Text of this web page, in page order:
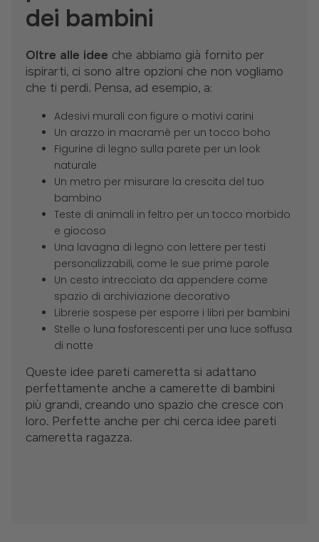
dei bambini
Oltre alle idee che abbiamo già fornito per
ispirarti, ci sono altre opzioni che non vogliamo
che ti perdi. Pensa, ad esempio, a:
Adesivi murali con figure o motivi carini
Un arazzo in macramè per un tocco boho
Figurine di legno sulla parete per un look
naturale
Un metro per misurare la crescita del tuo
bambino
Teste di animali in feltro per un tocco morbido
e giocoso
Una lavagna di legno con lettere per testi
personalizzabili, come le sue prime parole
Un cesto intrecciato da appendere come
spazio di archiviazione decorativo
Librerie sospese per esporre i libri per bambini
Stelle o luna fosforescenti per una luce soffusa
di notte
Queste idee pareti cameretta si adattano
perfettamente anche a camerette di bambini
più grandi, creando uno spazio che cresce con
loro. Perfette anche per chi cerca idee pareti
cameretta ragazza.